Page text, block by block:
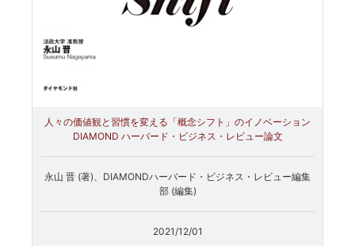
人々の価値観と習慣を変える「概念シフト」のイノベーション
DIAMOND ハーバード・ビジネス・レビュー論文
永山 晋 (著)、DIAMONDハーバード・ビジネス・レビュー編集
部 (編集)
2021/12/01